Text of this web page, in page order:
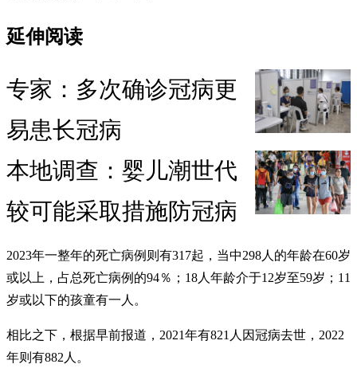
延伸阅读
专家：多次确诊冠病更
易患长冠病
本地调查：婴儿潮世代
较可能采取措施防冠病
2023年一整年的死亡病例则有317起，当中298人的年龄在60岁
或以上，占总死亡病例的94％；18人年龄介于12岁至59岁；11
岁或以下的孩童有一人。
相比之下，根据早前报道，2021年有821人因冠病去世，2022
年则有882人。